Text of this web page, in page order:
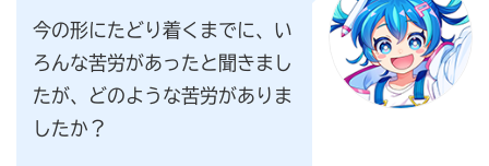
今の形にたどり着くまでに、い
ろんな苦労があったと聞きまし
たが、どのような苦労がありま
したか？